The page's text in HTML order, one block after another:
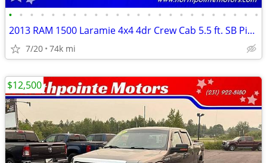
• • • • • • • • • • • • • • • • • • • • • • • •
2013 RAM 1500 Laramie 4x4 4dr Crew Cab 5.5 ft. SB Pickup
7/20 74k mi
$12,500